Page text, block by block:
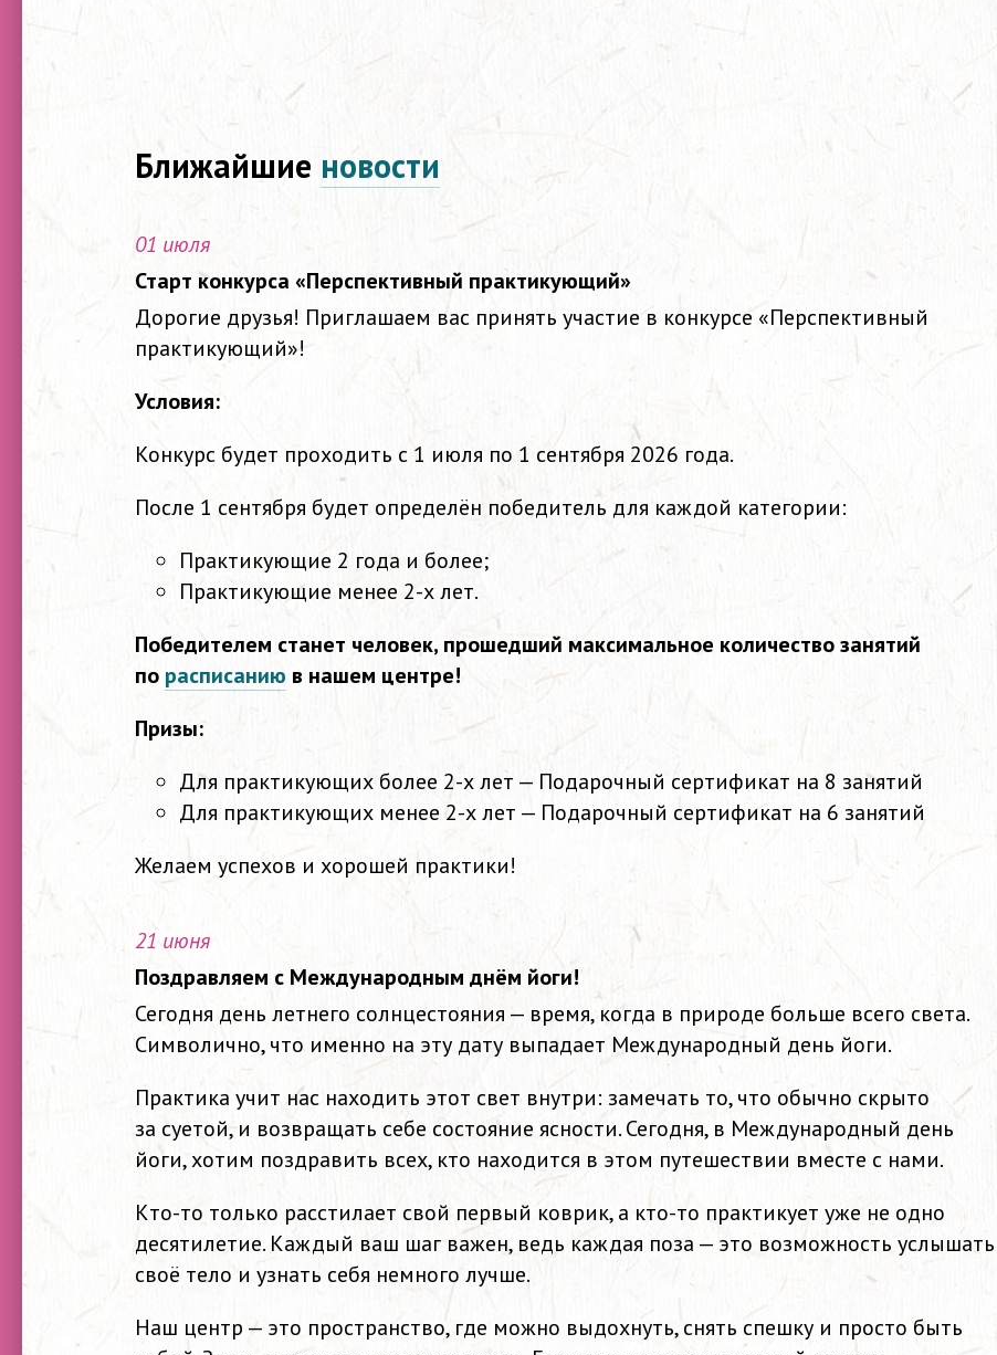
Ближайшие новости
01 июля
Старт конкурса «Перспективный практикующий»
Дорогие друзья! Приглашаем вас принять участие в конкурсе «Перспективный
практикующий»!
Условия:
Конкурс будет проходить с 1 июля по 1 сентября 2026 года.
После 1 сентября будет определён победитель для каждой категории:
Практикующие 2 года и более;
Практикующие менее 2-х лет.
Победителем станет человек, прошедший максимальное количество занятий
по расписанию в нашем центре!
Призы:
Для практикующих более 2-х лет — Подарочный сертификат на 8 занятий
Для практикующих менее 2-х лет — Подарочный сертификат на 6 занятий
Желаем успехов и хорошей практики!
21 июня
Поздравляем с Международным днём йоги!
Сегодня день летнего солнцестояния — время, когда в природе больше всего света.
Символично, что именно на эту дату выпадает Международный день йоги.
Практика учит нас находить этот свет внутри: замечать то, что обычно скрыто
за суетой, и возвращать себе состояние ясности. Сегодня, в Международный день
йоги, хотим поздравить всех, кто находится в этом путешествии вместе с нами.
Кто-то только расстилает свой первый коврик, а кто-то практикует уже не одно
десятилетие. Каждый ваш шаг важен, ведь каждая поза — это возможность услышать
своё тело и узнать себя немного лучше.
Наш центр — это пространство, где можно выдохнуть, снять спешку и просто быть